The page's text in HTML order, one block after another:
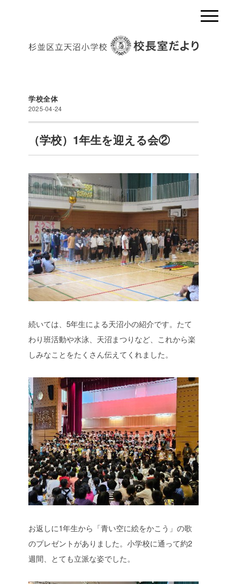
学校全体
2025-04-24
（学校）1年生を迎える会②
続いては、5年生による天沼小の紹介です。たて
わり班活動や水泳、天沼まつりなど、これから楽
しみなことをたくさん伝えてくれました。
お返しに1年生から「青い空に絵をかこう」の歌
のプレゼントがありました。小学校に通って約2
週間、とても立派な姿でした。